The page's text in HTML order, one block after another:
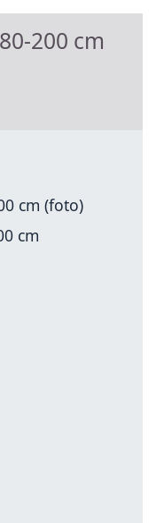
200 cm
cm (foto)
cm